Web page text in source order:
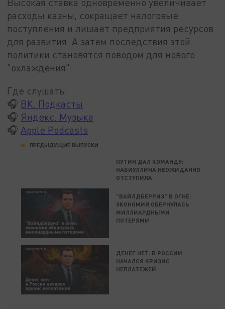
расходы казны, сокращает налоговые
поступления и лишает предприятия ресурсов
для развития. А затем последствия этой
политики становятся поводом для нового
"охлаждения".
Где слушать:
🎧 ВК. Подкасты
🎧 Яндекс. Музыка
🎧 Apple Podcasts
ПРЕДЫДУЩИЕ ВЫПУСКИ
ПУТИН ДАЛ КОМАНДУ:
НАБИУЛЛИНА НЕОЖИДАННО
ОТСТУПИЛА
"ВАЙЛДБЕРРИЗ" В ОГНЕ:
ЭКОНОМИЯ ОБЕРНУЛАСЬ
МИЛЛИАРДНЫМИ
ПОТЕРЯМИ
ДЕНЕГ НЕТ: В РОССИИ
НАЧАЛСЯ КРИЗИС
НЕПЛАТЕЖЕЙ